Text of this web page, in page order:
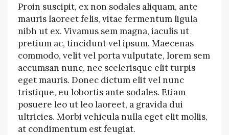
Proin suscipit, ex non sodales aliquam, ante
mauris laoreet felis, vitae fermentum ligula
nibh ut ex. Vivamus sem magna, iaculis ut
pretium ac, tincidunt vel ipsum. Maecenas
commodo, velit vel porta vulputate, lorem sem
accumsan nunc, nec scelerisque elit turpis
eget mauris. Donec dictum elit vel nunc
tristique, eu lobortis ante sodales. Etiam
posuere leo ut leo laoreet, a gravida dui
ultricies. Morbi vehicula nulla eget elit mollis,
at condimentum est feugiat.